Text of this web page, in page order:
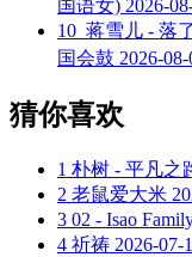
国语女) 2026-
10 蒋雪儿 - 落
国会鼓 2026-
猜你喜欢
1 朴树 - 平凡之
2 老鼠爱大米
3 02 - Isao
4 祈祷 2026-07-